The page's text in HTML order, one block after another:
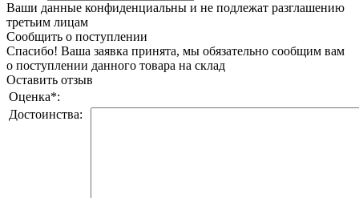
Ваши данные конфиденциальны и не подлежат разглашению
третьим лицам
Сообщить о поступлении
Спасибо! Ваша заявка принята, мы обязательно сообщим вам
о поступлении данного товара на склад
Оставить отзыв
Оценка*:
Достоинства: